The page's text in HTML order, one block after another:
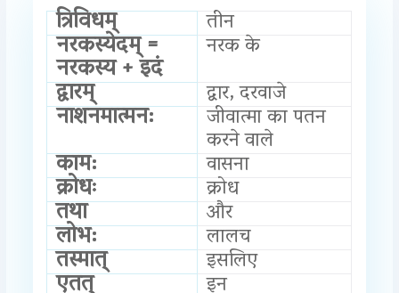
त्रिविधम्
तीन
नरकस्येदम् =
नरकस्य + इदं
नरक के
द्वारम् द्वार, दरवाजे
नाशनमात्मन: जीवात्मा का पतन
करने वाले
काम: वासना
क्रोधः क्रोध
तथा और
लोभ: लालच
तस्मात् इसलिए